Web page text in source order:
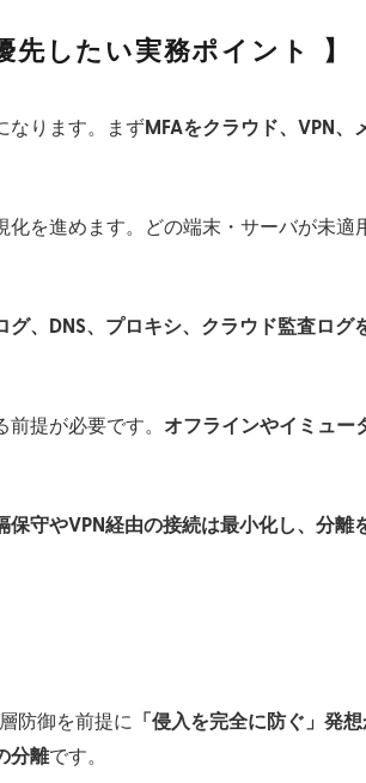
先したい実務ポイント
なります。まずMFAをクラウド、VPN
を進めます。どの端末・サーバが未適
グ、DNS、プロキシ、クラウド監査ロ
提が必要です。 オフラインやイミュー
保守やVPN経由の接続は最小化し、分離
防御を前提に 「侵入を完全に防ぐ」発
分離です。